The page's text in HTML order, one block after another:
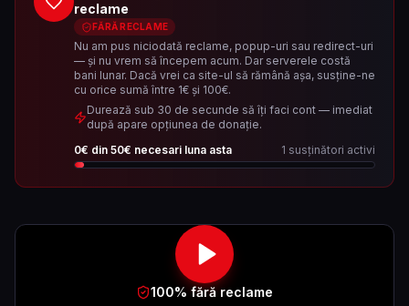
reclame
FĂRĂ RECLAME
Nu am pus niciodată reclame, popup-uri sau redirect-uri
— și nu vrem să începem acum. Dar serverele costă
bani lunar. Dacă vrei ca site-ul să rămână așa, susține-ne
cu orice sumă între 1€ și 100€.
Durează sub 30 de secunde să îți faci cont — imediat
după apare opțiunea de donație.
0€ din 50€ necesari luna asta 1 susținători activi
100% fără reclame